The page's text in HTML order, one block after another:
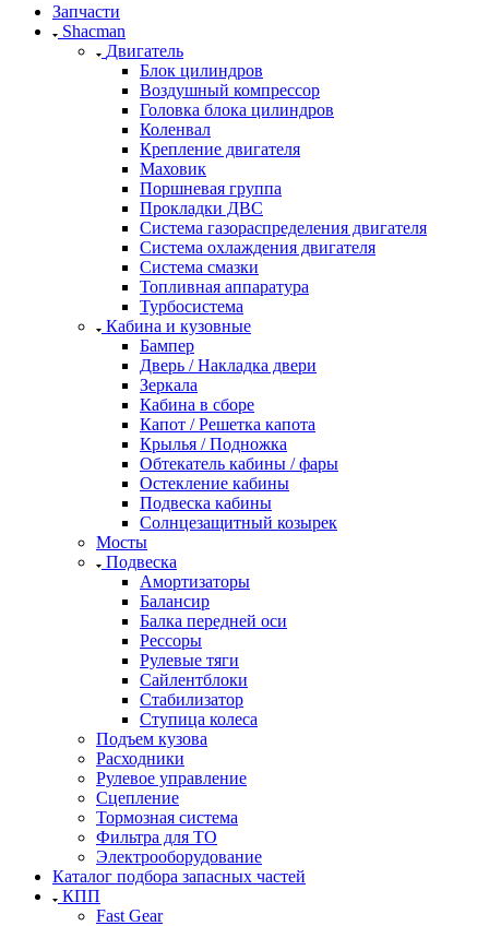
Запчасти
Shacman
Двигатель
Блок цилиндров
Воздушный компрессор
Головка блока цилиндров
Коленвал
Крепление двигателя
Маховик
Поршневая группа
Прокладки ДВС
Система газораспределения двигателя
Система охлаждения двигателя
Система смазки
Топливная аппаратура
Турбосистема
Кабина и кузовные
Бампер
Дверь / Накладка двери
Зеркала
Кабина в сборе
Капот / Решетка капота
Крылья / Подножка
Обтекатель кабины / фары
Остекление кабины
Подвеска кабины
Солнцезащитный козырек
Мосты
Подвеска
Амортизаторы
Балансир
Балка передней оси
Рессоры
Рулевые тяги
Сайлентблоки
Стабилизатор
Ступица колеса
Подъем кузова
Расходники
Рулевое управление
Сцепление
Тормозная система
Фильтра для ТО
Электрооборудование
Каталог подбора запасных частей
КПП
Fast Gear